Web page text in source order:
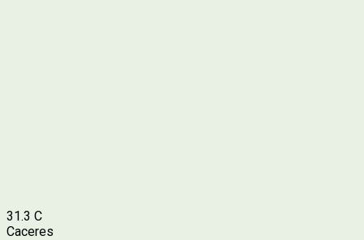
31.3 C
Caceres